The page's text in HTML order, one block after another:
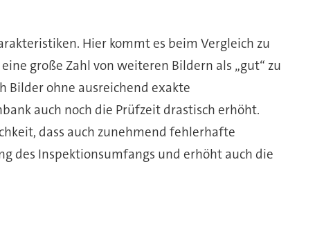
Hier kommt es beim Vergleich zu
große Zahl von weiteren Bildern als „gut“ zu
Bilder ohne ausreichend exakte
auch noch die Prüfzeit drastisch erhöht.
dass auch zunehmend fehlerhafte
des Inspektionsumfangs und erhöht auch die